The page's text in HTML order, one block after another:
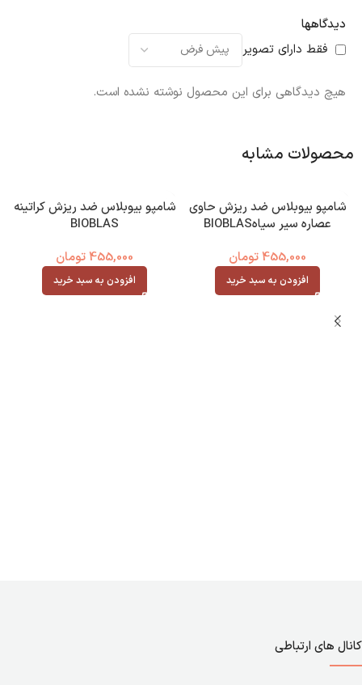
دیدگاهها
فقط دارای تصویر
هیچ دیدگاهی برای این محصول نوشته نشده است.
محصولات مشابه
شامپو بیوبلاس ضد ریزش حاوی
عصاره سیر سیاهBIOBLAS
455,000 تومان
افزودن به سبد خرید
شامپو بیوبلاس ضد ریزش کراتینه
BIOBLAS
455,000 تومان
افزودن به سبد خرید
کانال های ارتباطی